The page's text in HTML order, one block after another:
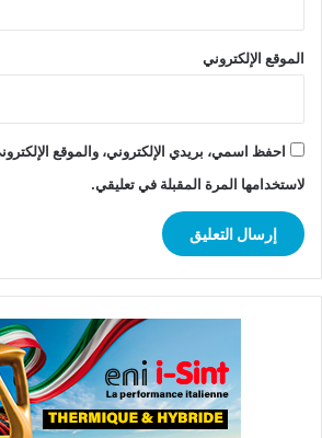
الموقع الإلكتروني
احفظ اسمي، بريدي الإلكتروني، والموقع
لاستخدامها المرة المقبلة في تعليقي.